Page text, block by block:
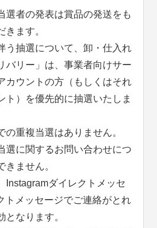
選者の発表は賞品の発送をも
きます。
う抽選について、卸・仕入れ
バリー」は、事業者向けサー
カウントの方（もしくはそれ
ト）を優先的に抽選いたしま
の重複当選はありません。
選に関するお問い合わせにつ
きません。
Instagramダイレクトメッセ
トメッセージでご連絡がとれ
となります。